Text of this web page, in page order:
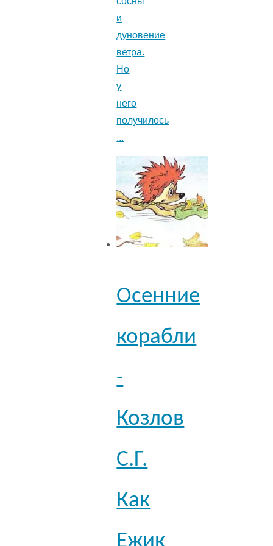
и
дуновение
ветра.
Но
у
него
получилось
...
Осенние
корабли
-
Козлов
С.Г.
Как
Ежик